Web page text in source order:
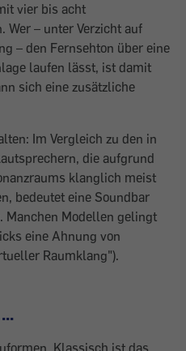
vier bis acht
Wer – unter Verzicht auf
– den Fernsehton über eine
laufen lässt, ist damit
sich eine zusätzliche
Im Vergleich zu den in
die aufgrund
klanglich meist
bedeutet eine Soundbar
Manchen Modellen gelingt
eine Ahnung von
Raumklang").
Klassisch ist das